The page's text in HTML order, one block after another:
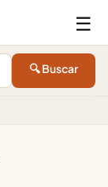
☰
🔍 Buscar